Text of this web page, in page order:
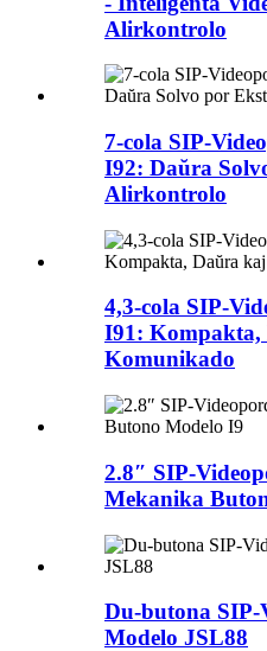
Alirkontrolo
7-cola SIP-
I92: Daŭra
Alirkontrolo
4,3-cola SIP-
I91:
Komunikado
2.8″ SIP-
Mekanika
Du-butona SIP-
Modelo JSL88